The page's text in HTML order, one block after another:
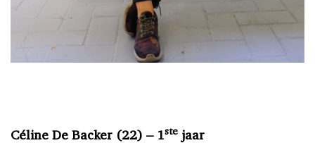
Céline De Backer (22) – 1stejaar